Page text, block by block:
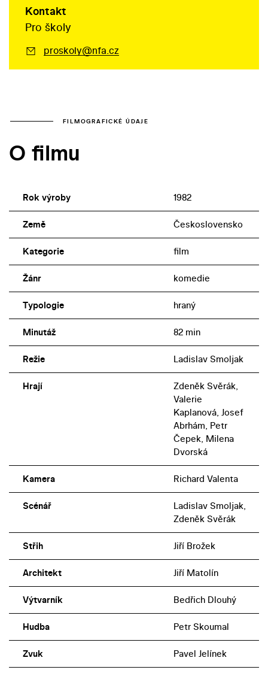
Kontakt
Pro školy
proskoly@nfa.cz
FILMOGRAFICKÉ ÚDAJE
O filmu
Rok výroby 1982
Země Československo
Kategorie film
Žánr komedie
Typologie hraný
Minutáž 82 min
Režie Ladislav Smoljak
Hrají
Zdeněk Svěrák,
Valerie
Kaplanová, Josef
Abrhám, Petr
Čepek, Milena
Dvorská
Kamera Richard Valenta
Scénář
Ladislav Smoljak,
Zdeněk Svěrák
Střih Jiří Brožek
Architekt Jiří Matolín
Výtvarník Bedřich Dlouhý
Hudba Petr Skoumal
Zvuk Pavel Jelínek